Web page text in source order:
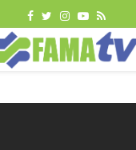
FACEBOOK
TWITTER
INSTAGRAM
YOUTUBE
RSS